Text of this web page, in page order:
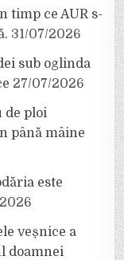
timp ce AUR s-
31/07/2026
sub oglinda
27/07/2026
de ploi
până mâine
este
veșnice a
doamnei